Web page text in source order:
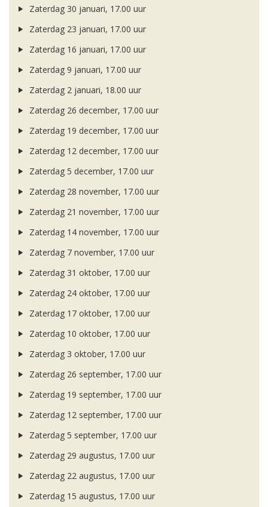
Zaterdag 30 januari, 17.00 uur
Zaterdag 23 januari, 17.00 uur
Zaterdag 16 januari, 17.00 uur
Zaterdag 9 januari, 17.00 uur
Zaterdag 2 januari, 18.00 uur
Zaterdag 26 december, 17.00 uur
Zaterdag 19 december, 17.00 uur
Zaterdag 12 december, 17.00 uur
Zaterdag 5 december, 17.00 uur
Zaterdag 28 november, 17.00 uur
Zaterdag 21 november, 17.00 uur
Zaterdag 14 november, 17.00 uur
Zaterdag 7 november, 17.00 uur
Zaterdag 31 oktober, 17.00 uur
Zaterdag 24 oktober, 17.00 uur
Zaterdag 17 oktober, 17.00 uur
Zaterdag 10 oktober, 17.00 uur
Zaterdag 3 oktober, 17.00 uur
Zaterdag 26 september, 17.00 uur
Zaterdag 19 september, 17.00 uur
Zaterdag 12 september, 17.00 uur
Zaterdag 5 september, 17.00 uur
Zaterdag 29 augustus, 17.00 uur
Zaterdag 22 augustus, 17.00 uur
Zaterdag 15 augustus, 17.00 uur